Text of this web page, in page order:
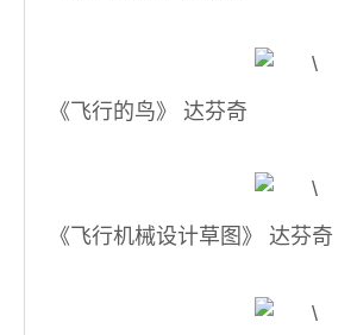
《飞行的鸟》 达芬奇
《飞行机械设计草图》 达芬奇